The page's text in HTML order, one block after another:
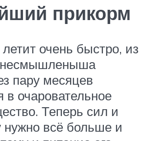
прикорм
очень быстро, из
несмышленыша
пару месяцев
в очаровательное
Теперь сил и
нужно всё больше и